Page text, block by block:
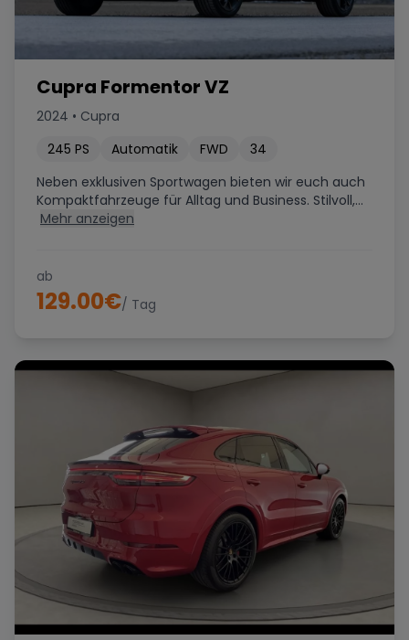
Cupra Formentor VZ
2024 • Cupra
245 PS Automatik FWD
34
Neben exklusiven Sportwagen bieten wir euch auch
Kompaktfahrzeuge für Alltag und Business. Stilvoll,...
Mehr anzeigen
ab
129.00€/ Tag